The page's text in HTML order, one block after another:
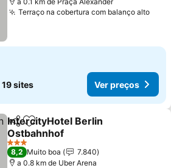
Terraço na cobertura com balanço alto
19 sites Ver preços
PartilharAdicionar aos favoritos
IntercityHotel Berlin
Ostbahnhof
3 Estrelas
8,2 Muito boa
7.840
a 0.8 km de Uber Arena